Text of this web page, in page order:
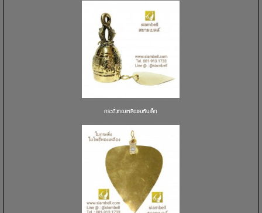
กระดิ่งทองเหลืองลงหินเล็ก